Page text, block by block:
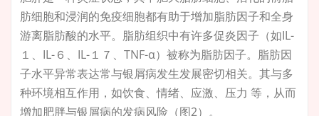
肪细胞和浸润的免疫细胞都有助于增加脂肪因子和全身
游离脂肪酸的水平。脂肪组织中有许多促炎因子（如IL-
１、IL-６、IL-１７、TNF-α）被称为脂肪因子。脂肪因
子水平异常表达常与银屑病发生发展密切相关。其与多
种环境相互作用，如饮食、情绪、应激、压力 等，从而
增加肥胖与银屑病的发病风险（图2）。